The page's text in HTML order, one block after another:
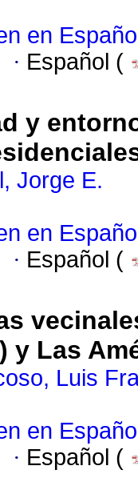
en
· Español (
y
Jorge E.
en
· Español (
y Las
Luis
en
· Español (